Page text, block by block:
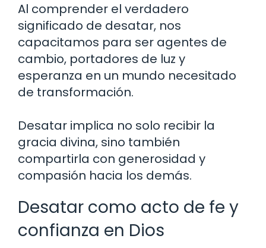
Al comprender el verdadero
significado de desatar, nos
capacitamos para ser agentes de
cambio, portadores de luz y
esperanza en un mundo necesitado
de transformación.
Desatar implica no solo recibir la
gracia divina, sino también
compartirla con generosidad y
compasión hacia los demás.
Desatar como acto de fe y
confianza en Dios